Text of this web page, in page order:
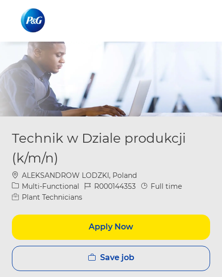
Technik w Dziale produkcji
(k/m/n)
Location
ALEKSANDROW LODZKI, Poland
Category
Multi-Functional Job IdR000144353 Job Type
Full time
Plant Technicians
Apply Now
Save job